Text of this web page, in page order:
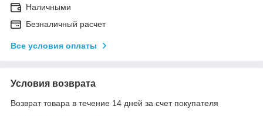
Наличными
Безналичный расчет
Все условия оплаты
Условия возврата
Возврат товара в течение 14 дней за счет покупателя